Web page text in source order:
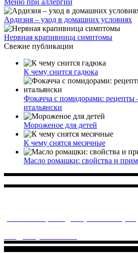
Меню при аллергии
Ардизия – уход в домашних условиях
Нервная крапивница симптомы
Свежие публикации
К чему снится гадюка
Фокачча с помидорами: рецепты
итальянски
Мороженое для детей
К чему снятся месячные
Масло ромашки: свойства и